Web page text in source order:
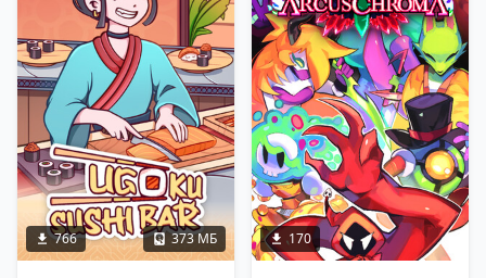
766 373 МБ 170